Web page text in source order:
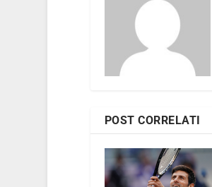
POST CORRELATI